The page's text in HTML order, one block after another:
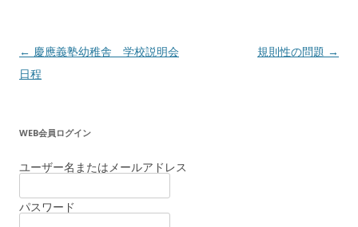
投
稿
ゲ
ー
ョ
← 慶應義塾幼稚舎 学校説明会
日程
規則性の問題 →
WEB会員ログイン
ユーザー名またはメールアドレス
パスワード